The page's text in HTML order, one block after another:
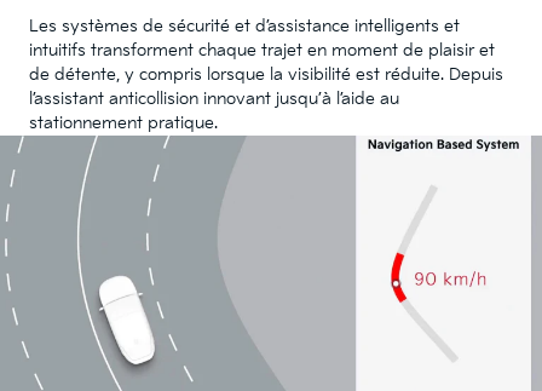
Les systèmes de sécurité et d’assistance intelligents et
intuitifs transforment chaque trajet en moment de plaisir et
de détente, y compris lorsque la visibilité est réduite. Depuis
l’assistant anticollision innovant jusqu’à l’aide au
stationnement pratique.